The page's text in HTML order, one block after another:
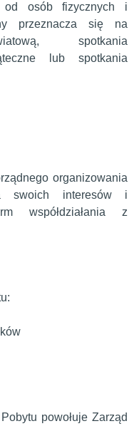
od osób fizycznych i
przeznacza się na
spotkania
lub spotkania
organizowania
swoich interesów i
współdziałania z
powołuje Zarząd